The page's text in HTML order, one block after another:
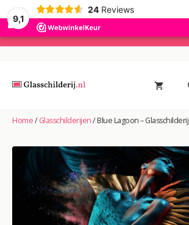
9,1
24 Reviews
Ga
inhoud
Home/Glasschilderijen/Blue Lagoon – Glasschilderij